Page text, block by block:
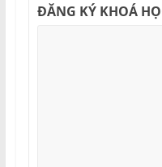
ĐĂNG KÝ KHOÁ